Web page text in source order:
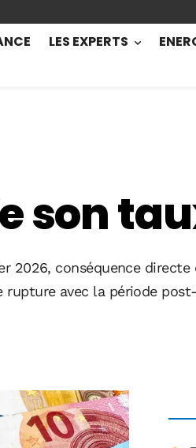
LES EXPERTS
son
conséquence directe
avec la période